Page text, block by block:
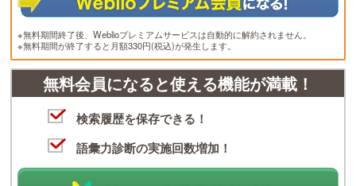
※無料期間終了後、Weblioプレミアムサービスは自動的に解約されません。
※無料期間が終了すると月額330円(税込)が発生します。
無料会員になると使える機能が満載！
検索履歴を保存できる！
語彙力診断の実施回数増加！